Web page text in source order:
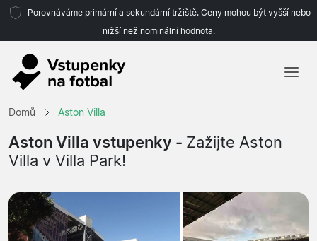
Porovnáváme primární a sekundární tržiště. Ceny mohou být vyšší nebo
nižší než nominální hodnota.
Týmy
Domů Aston Villa
Aston Villa vstupenky - Zažijte Aston
Villa v Villa Park!